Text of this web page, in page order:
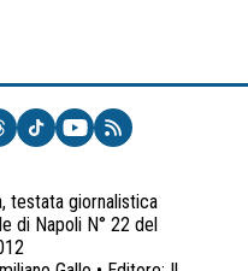
testata giornalistica
di Napoli N° 22 del